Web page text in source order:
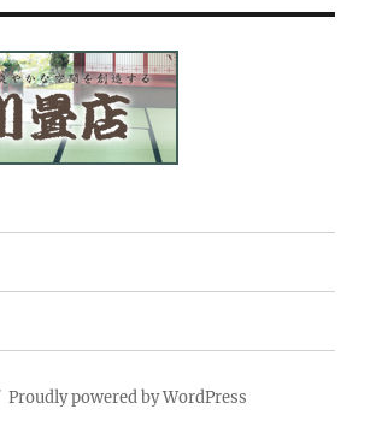
Proudly powered by WordPress